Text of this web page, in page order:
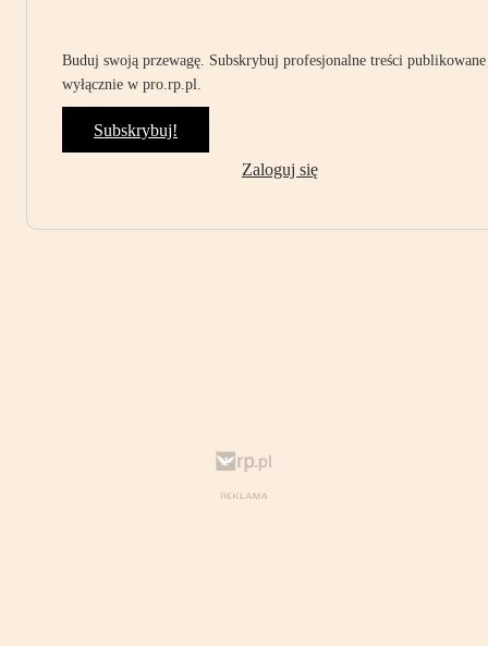
Buduj swoją przewagę. Subskrybuj profesjonalne treści publikowane
wyłącznie w pro.rp.pl.
Subskrybuj!
Zaloguj się